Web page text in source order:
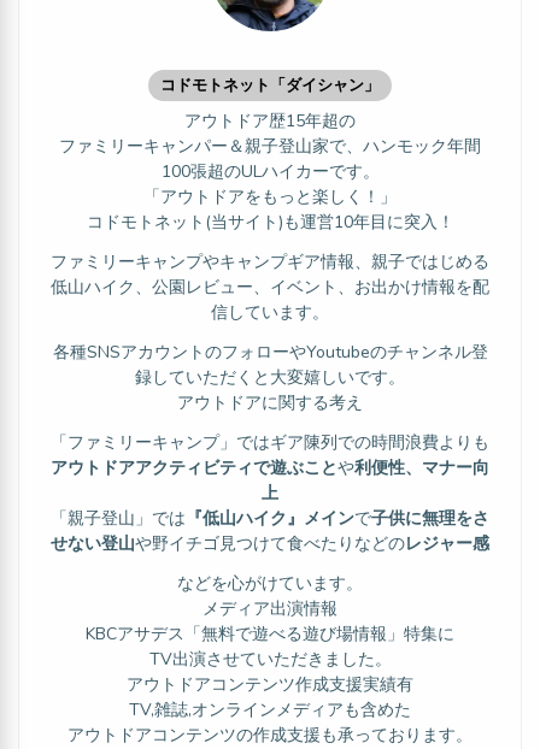
コドモトネット「ダイシャン」
アウトドア歴15年超の
ファミリーキャンパー＆親子登山家で、ハンモック年間
100張超のULハイカーです。
「アウトドアをもっと楽しく！」
コドモトネット(当サイト)も運営10年目に突入！
ファミリーキャンプやキャンプギア情報、親子ではじめる
低山ハイク、公園レビュー、イベント、お出かけ情報を配
信しています。
各種SNSアカウントのフォローやYoutubeのチャンネル登
録していただくと大変嬉しいです。
アウトドアに関する考え
「ファミリーキャンプ」ではギア陳列での時間浪費よりも
アウトドアアクティビティで遊ぶことや利便性、マナー向
上
「親子登山」では 『低山ハイク』メインで子供に無理をさ
せない登山や野イチゴ見つけて食べたりなどのレジャー感
などを心がけています。
メディア出演情報
KBCアサデス「無料で遊べる遊び場情報」特集に
TV出演させていただきました。
アウトドアコンテンツ作成支援実績有
TV,雑誌,オンラインメディアも含めた
アウトドアコンテンツの作成支援も承っております。